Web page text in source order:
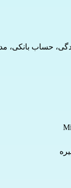
حساب